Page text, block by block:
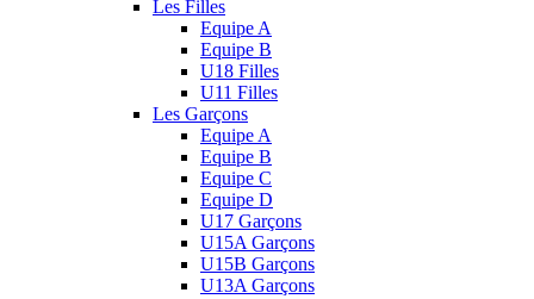
Les Filles
Equipe A
Equipe B
U18 Filles
U11 Filles
Les Garçons
Equipe A
Equipe B
Equipe C
Equipe D
U17 Garçons
U15A Garçons
U15B Garçons
U13A Garçons